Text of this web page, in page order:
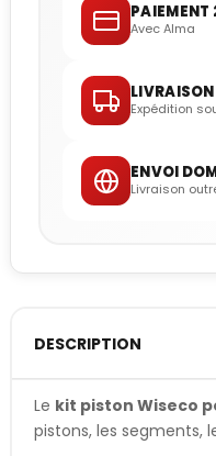
PAIEMENT
Avec Alma
Expédition
ENVOI
Livraison
DESCRIPTION
Le kit piston Wiseco
pistons, les segments,